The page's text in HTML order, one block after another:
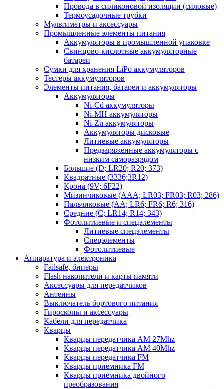
Провода в силиконовой изоляции (силовые)
Термоусадочные трубки
Мультиметры и аксессуары
Промышленные элементы питания
Аккумуляторы в промышленной упаковке
Свинцово-кислотные аккумуляторные
батареи
Сумки для хранения LiPo аккумуляторов
Тестеры аккумуляторов
Элементы питания, батареи и аккумуляторы
Аккумуляторы
Ni-Cd аккумуляторы
Ni-MH аккумуляторы
Ni-Zn аккумуляторы
Аккумуляторы дисковые
Литиевые аккумуляторы
Предзаряженные аккумуляторы с
низким саморазрядом
Большие (D; LR20; R20; 373)
Квадратные (3336;3R12)
Крона (9V; 6F22)
Мизинчиковые (AAA; LR03; FR03; R03; 286)
Пальчиковые (AA; LR6; FR6; R6; 316)
Средние (C; LR14; R14; 343)
Фотолитиевые и спецэлементы
Литиевые спецэлементы
Спецэлементы
Фотолитиевые
Аппаратура и электроника
Failsafe, биперы
Flash накопители и карты памяти
Аксессуары для передатчиков
Антенны
Выключатель бортового питания
Гироскопы и аксессуары
Кабели для передатчика
Кварцы
Кварцы передатчика AM 27Mhz
Кварцы передатчика AM 40Mhz
Кварцы передатчика FM
Кварцы приемника FM
Кварцы приемника двойного
преобразования